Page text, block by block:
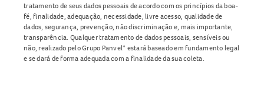
tratamento de seus dados pessoais de acordo com os princípios da boa-
fé, finalidade, adequação, necessidade, livre acesso, qualidade de
dados, segurança, prevenção, não discriminação e, mais importante,
transparência. Qualquer tratamento de dados pessoais, sensíveis ou
não, realizado pelo Grupo Panvel* estará baseado em fundamento legal
e se dará de forma adequada com a finalidade da sua coleta.